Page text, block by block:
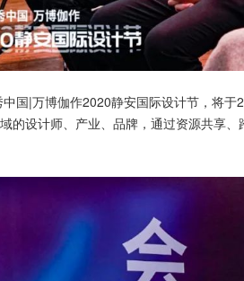
国|万博伽作2020静安国际设计节，将
的设计师、产业、品牌，通过资源共享